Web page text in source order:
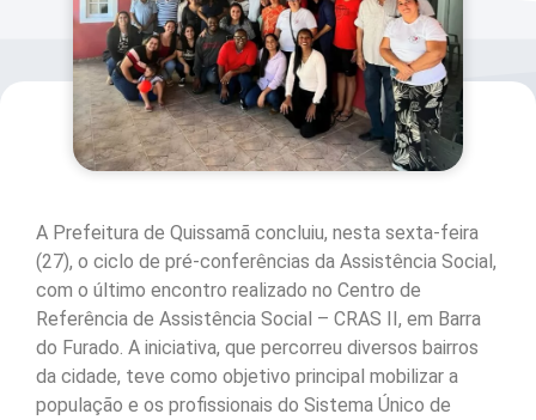
A Prefeitura de Quissamã concluiu, nesta sexta-feira
(27), o ciclo de pré-conferências da Assistência Social,
com o último encontro realizado no Centro de
Referência de Assistência Social – CRAS II, em Barra
do Furado. A iniciativa, que percorreu diversos bairros
da cidade, teve como objetivo principal mobilizar a
população e os profissionais do Sistema Único de